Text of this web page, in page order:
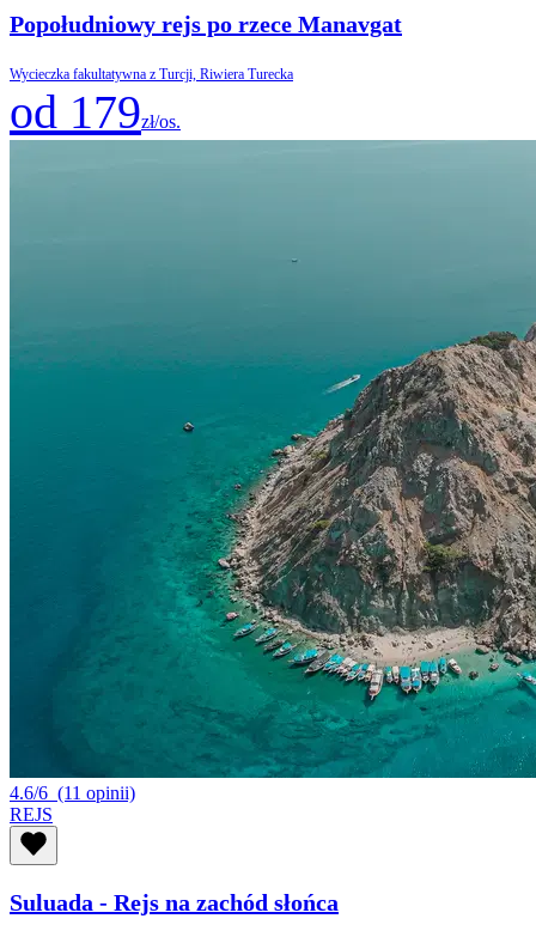
Popołudniowy rejs po rzece Manavgat
Wycieczka fakultatywna z Turcji, Riwiera Turecka
od 179zł/os.
4.6/6 (11 opinii)
REJS
Suluada - Rejs na zachód słońca